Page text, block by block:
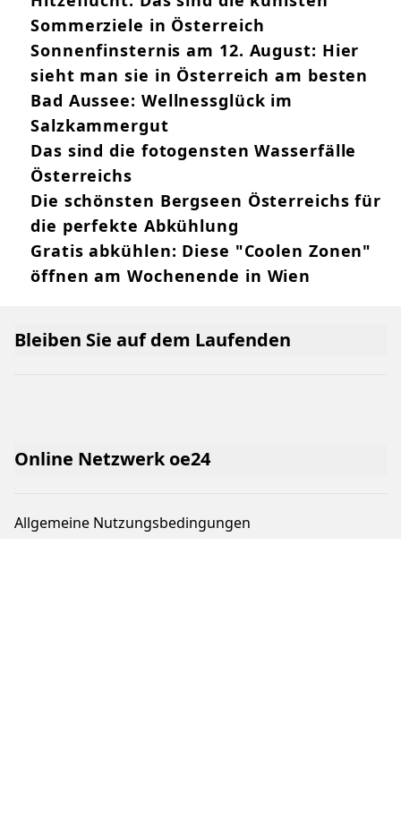
Sommerziele in Österreich
Sonnenfinsternis am 12. August: Hier
sieht man sie in Österreich am besten
Bad Aussee: Wellnessglück im
Salzkammergut
Das sind die fotogensten Wasserfälle
Österreichs
Die schönsten Bergseen Österreichs für
die perfekte Abkühlung
Gratis abkühlen: Diese "Coolen Zonen"
öffnen am Wochenende in Wien
Online Netzwerk oe24
Allgemeine Nutzungsbedingungen
Bleiben Sie auf dem Laufenden